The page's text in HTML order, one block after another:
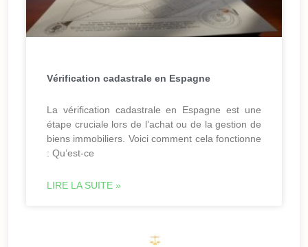
Vérification cadastrale en Espagne
La vérification cadastrale en Espagne est une
étape cruciale lors de l’achat ou de la gestion de
biens immobiliers. Voici comment cela fonctionne
: Qu’est-ce
LIRE LA SUITE »